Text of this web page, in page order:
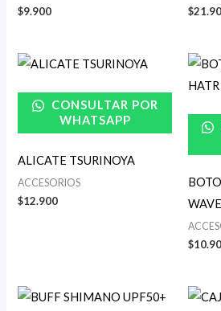
$9.900 $
CONSULTAR POR
WHATSAPP
ALICATE TSURINOYA
ACCESORIOS
$12.900
$